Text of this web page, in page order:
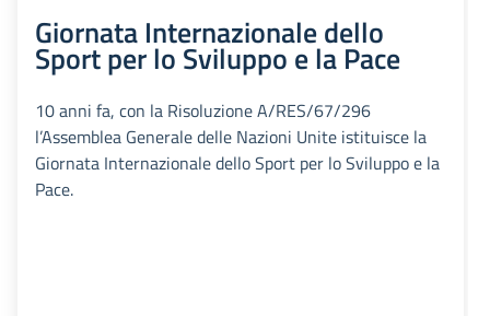
Giornata Internazionale dello
Sport per lo Sviluppo e la Pace
10 anni fa, con la Risoluzione A/RES/67/296
l’Assemblea Generale delle Nazioni Unite istituisce la
Giornata Internazionale dello Sport per lo Sviluppo e la
Pace.